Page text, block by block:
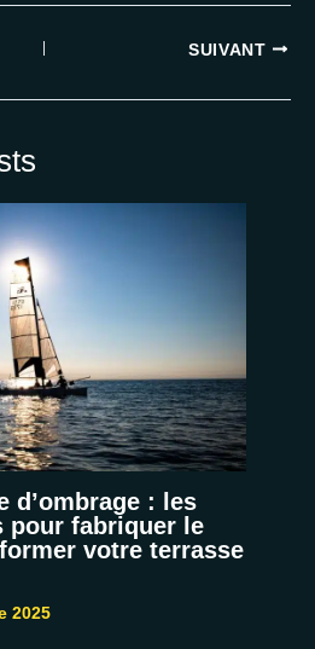
SUIVANT
d’ombrage : les
pour fabriquer le
votre terrasse
2025